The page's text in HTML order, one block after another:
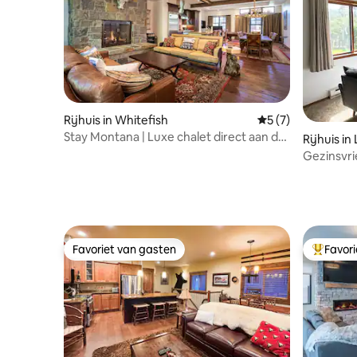
Rijhuis in Whitefish Gemiddelde
5 (7)
Stay Montana | Luxe chalet direct aan de
Rijhuis in
Favoriet van gasten
Favoriet van gasten